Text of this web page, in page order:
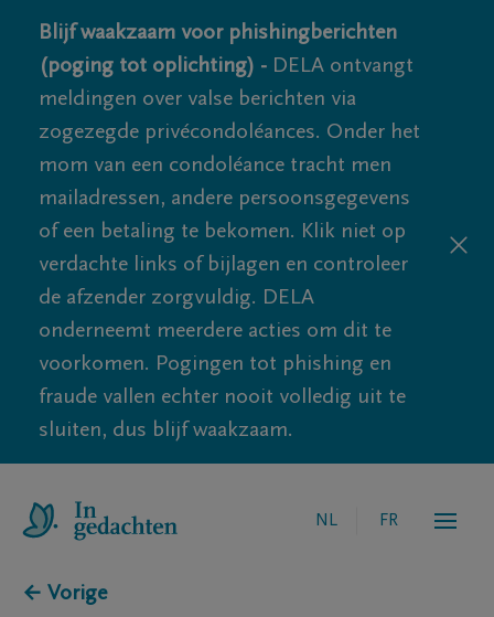
Blijf waakzaam voor phishingberichten
(poging tot oplichting) - DELA ontvangt
meldingen over valse berichten via
zogezegde privécondoléances. Onder het
mom van een condoléance tracht men
mailadressen, andere persoonsgegevens
of een betaling te bekomen. Klik niet op
verdachte links of bijlagen en controleer
de afzender zorgvuldig. DELA
onderneemt meerdere acties om dit te
voorkomen. Pogingen tot phishing en
fraude vallen echter nooit volledig uit te
sluiten, dus blijf waakzaam.
NL FR
← Vorige